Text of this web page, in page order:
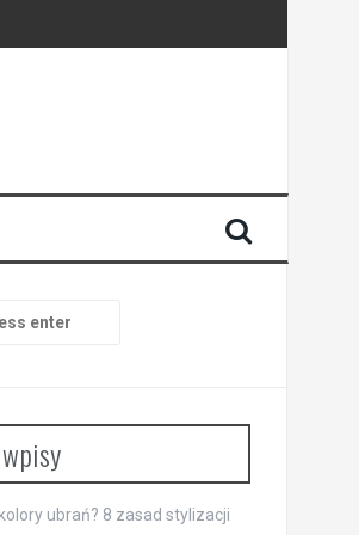
ubrań? 8 zasad stylizacji